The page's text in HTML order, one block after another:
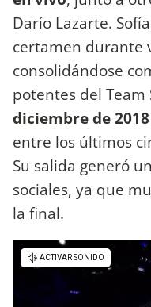
Darío Lazarte.
certamen durante
consolidándose
potentes del Team
diciembre de
entre los últimos
Su salida generó
sociales, ya que
la final.